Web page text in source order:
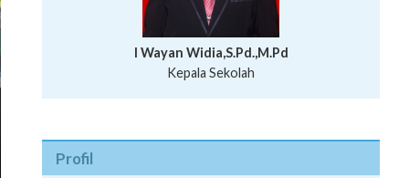
I Wayan Widia,S.Pd.,M.Pd
Kepala Sekolah
Profil